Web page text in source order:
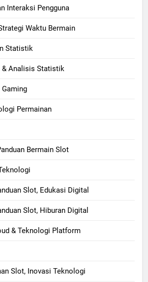
Interaksi Pengguna
Waktu Bermain
Statistik
& Analisis Statistik
Gaming
Permainan
Bermain Slot
Slot, Edukasi Digital
Slot, Hiburan Digital
& Teknologi Platform
Slot, Inovasi Teknologi